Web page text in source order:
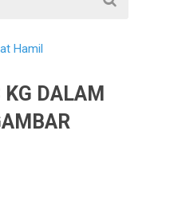
DALAM